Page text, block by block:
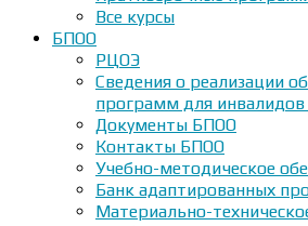
Все курсы
БПОО
РЦОЭ
Сведения о реализации
программ для
Документы БПОО
Контакты БПОО
Учебно-методическое
Банк адаптированных
Материально-